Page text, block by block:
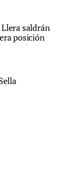
saldrán
posición